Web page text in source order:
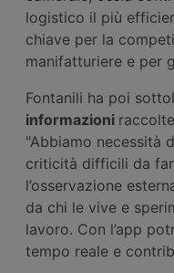
logistico il più
chiave per la
manifatturiere e per
Fontanili ha poi
informazioni
"Abbiamo necessità
criticità difficili da
l’osservazione
da chi le vive e
lavoro. Con l’app
tempo reale e